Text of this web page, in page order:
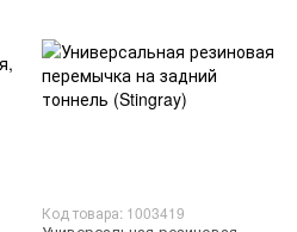
Код товара: 1003419